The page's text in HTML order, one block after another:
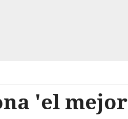
'el mejor